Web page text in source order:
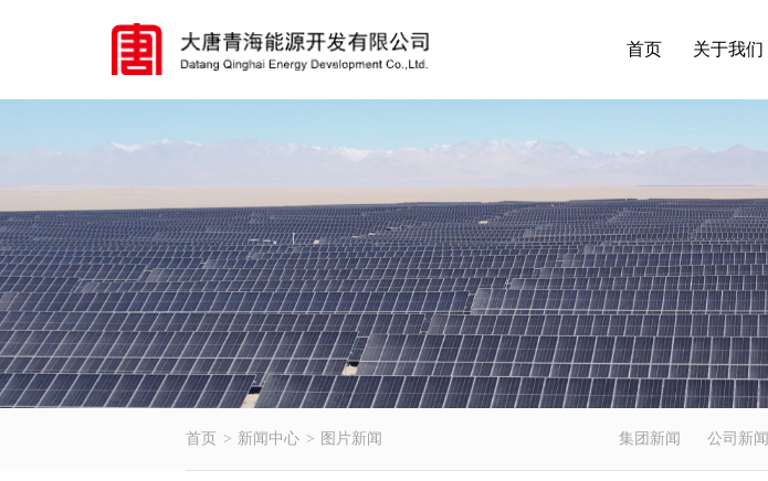
首页 关于我们
首页 新闻中心 图片新闻 集团新闻 公司新闻